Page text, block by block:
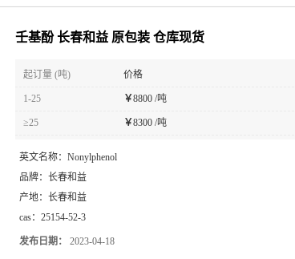
壬基酚 长春和益 原包装 仓库现货
起订量 (吨) 价格
1-25 ￥8800 /吨
≥25 ￥8300 /吨
英文名称： Nonylphenol
品牌： 长春和益
产地： 长春和益
cas： 25154-52-3
发布日期： 2023-04-18